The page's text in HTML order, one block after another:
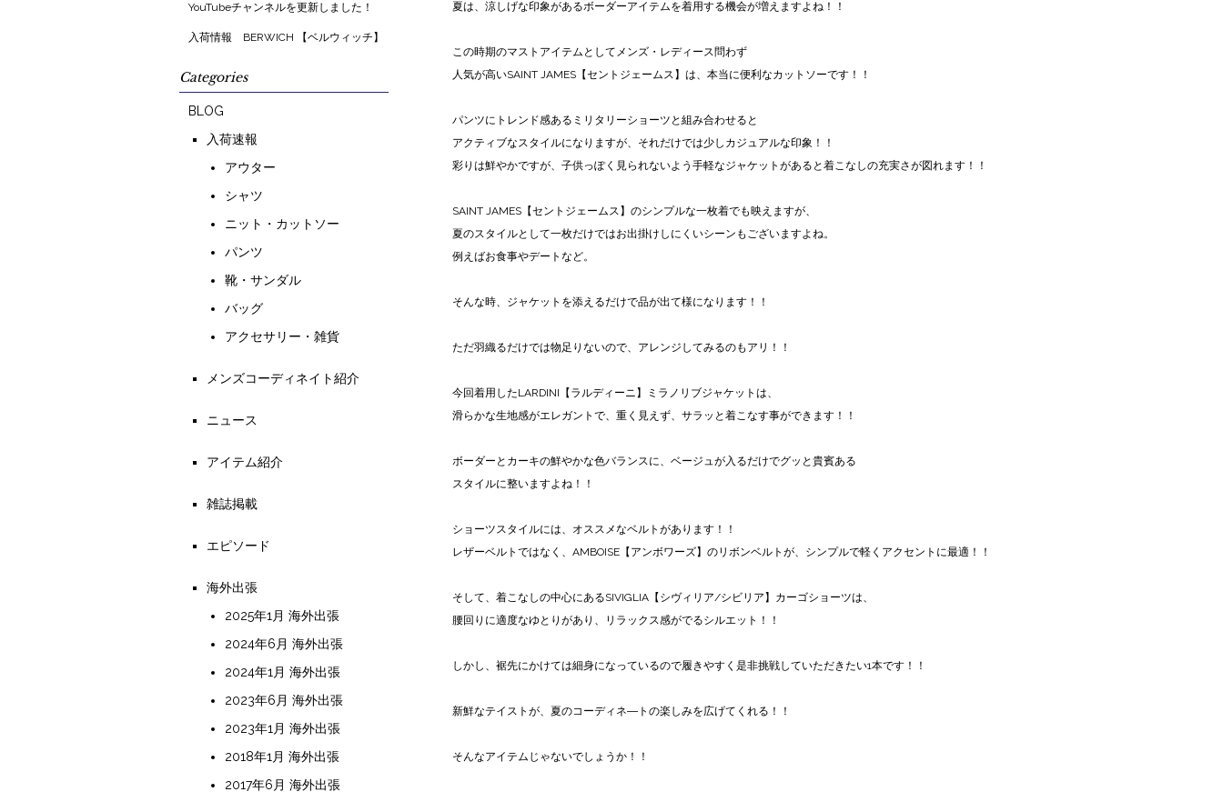
夏は、涼しげな印象があるボーダーアイテムを着用する機会が増えますよね！！
この時期のマストアイテムとしてメンズ・レディース問わず
人気が高いSAINT JAMES【セントジェームス】は、本当に便利なカットソーです！！
パンツにトレンド感あるミリタリーショーツと組み合わせると
アクティブなスタイルになりますが、それだけでは少しカジュアルな印象！！
彩りは鮮やかですが、子供っぽく見られないよう手軽なジャケットがあると着こなしの充実さが図れます！！
SAINT JAMES【セントジェームス】のシンプルな一枚着でも映えますが、
夏のスタイルとして一枚だけではお出掛けしにくいシーンもございますよね。
例えばお食事やデートなど。
そんな時、ジャケットを添えるだけで品が出て様になります！！
ただ羽織るだけでは物足りないので、アレンジしてみるのもアリ！！
今回着用したLARDINI【ラルディーニ】ミラノリブジャケットは、
滑らかな生地感がエレガントで、重く見えず、サラッと着こなす事ができます！！
ボーダーとカーキの鮮やかな色バランスに、ベージュが入るだけでグッと貴賓ある
スタイルに整いますよね！！
ショーツスタイルには、オススメなベルトがあります！！
レザーベルトではなく、AMBOISE【アンボワーズ】のリボンベルトが、シンプルで軽くアクセントに最適！！
そして、着こなしの中心にあるSIVIGLIA【シヴィリア/シビリア】カーゴショーツは、
腰回りに適度なゆとりがあり、リラックス感がでるシルエット！！
しかし、裾先にかけては細身になっているので履きやすく是非挑戦していただきたい1本です！！
新鮮なテイストが、夏のコーディネ―トの楽しみを広げてくれる！！
そんなアイテムじゃないでしょうか！！
YouTubeチャンネルを更新しました！
入荷情報 BERWICH 【ベルウィッチ】
Categories
BLOG
入荷速報
アウター
シャツ
ニット・カットソー
パンツ
靴・サンダル
バッグ
アクセサリー・雑貨
メンズコーディネイト紹介
ニュース
アイテム紹介
雑誌掲載
エピソード
海外出張
2025年1月 海外出張
2024年6月 海外出張
2024年1月 海外出張
2023年6月 海外出張
2023年1月 海外出張
2018年1月 海外出張
2017年6月 海外出張